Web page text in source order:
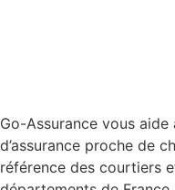
Go-Assurance vous
d’assurance proche de
référence des courtiers